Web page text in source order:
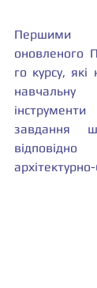
Першими
оновленого
го курсу, які
завдання
архітектурно-